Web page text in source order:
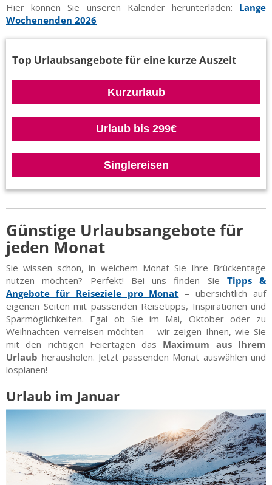
Hier können Sie unseren Kalender herunterladen:
Lange
Wochenenden 2026
Top Urlaubsangebote für eine kurze Auszeit
Kurzurlaub
Urlaub bis 299€
Singlereisen
Günstige Urlaubsangebote für
jeden Monat
Sie wissen schon, in welchem Monat Sie Ihre Brückentage
nutzen möchten? Perfekt! Bei uns finden Sie Tipps &
Angebote für Reiseziele pro Monat – übersichtlich auf
eigenen Seiten mit passenden Reisetipps, Inspirationen und
Sparmöglichkeiten. Egal ob Sie im Mai, Oktober oder zu
Weihnachten verreisen möchten – wir zeigen Ihnen, wie Sie
mit den richtigen Feiertagen das Maximum aus Ihrem
Urlaub herausholen. Jetzt passenden Monat auswählen und
losplanen!
Urlaub im Januar